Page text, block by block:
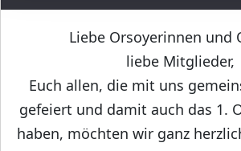
Liebe Orsoyerinnen und
liebe Mitglieder,
Euch allen, die mit uns
gefeiert und damit auch das 1.
haben, möchten wir ganz